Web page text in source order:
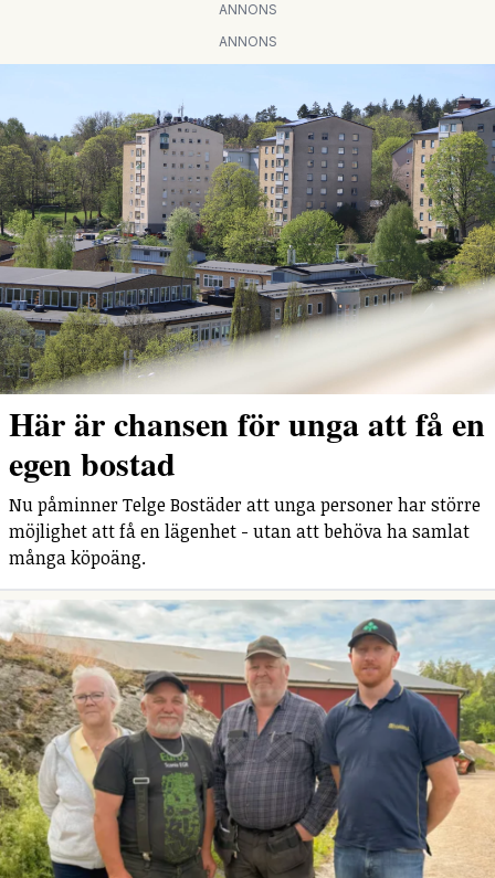
ANNONS
ANNONS
Här är chansen för unga att få en
egen bostad
Nu påminner Telge Bostäder att unga personer har större
möjlighet att få en lägenhet - utan att behöva ha samlat
många köpoäng.